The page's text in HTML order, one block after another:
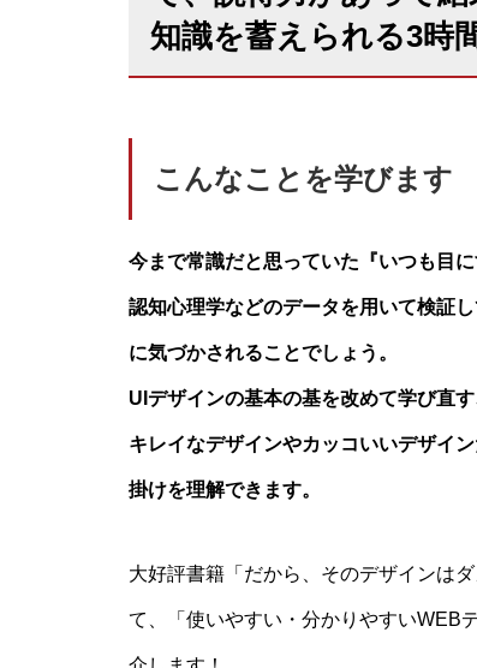
知識を蓄えられる3時
こんなことを学びます
今まで常識だと思っていた『いつも目
認知心理学などのデータを用いて検証
に気づかされることでしょう。
UIデザインの基本の基を改めて学び直
キレイなデザインやカッコいいデザイ
掛けを理解できます。
大好評書籍「だから、そのデザインは
て、「使いやすい・分かりやすいWEB